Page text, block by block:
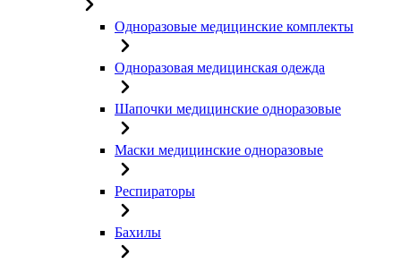
Одноразовые медицинские комплекты
Одноразовая медицинская одежда
Шапочки медицинские одноразовые
Маски медицинские одноразовые
Респираторы
Бахилы